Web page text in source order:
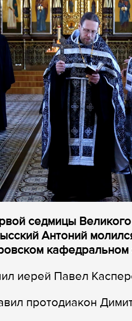
седмицы
Антоний
кафедральном
иерей Павел
протодиакон